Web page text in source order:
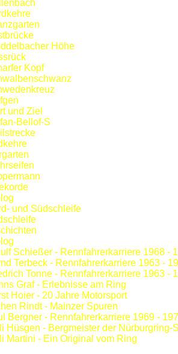
Höhe
Kopf
und Ziel
Bellof-S
und Südschleife
Schießer - Rennfahrerkarriere 1968 -
Terbeck - Rennfahrerkarriere 1963 -
Tonne - Rennfahrerkarriere 1963 -
Graf - Erlebnisse am Ring
Hoier - 20 Jahre Motorsport
Rindt - Mainzer Spuren
Bergner - Rennfahrerkarriere 1969 -
Hüsgen - Bergmeister der Nürburgring-
Martini - Ein Original vom Ring